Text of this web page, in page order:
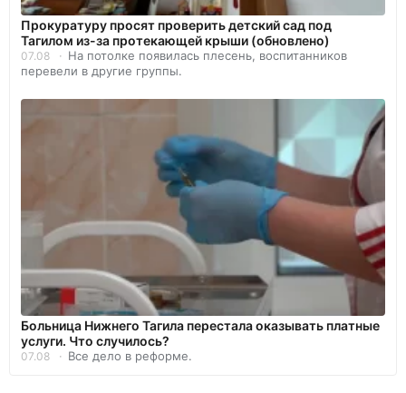
Прокуратуру просят проверить детский сад под
Тагилом из-за протекающей крыши (обновлено)
07.08
На потолке появилась плесень, воспитанников
перевели в другие группы.
Больница Нижнего Тагила перестала оказывать платные
услуги. Что случилось?
07.08 Все дело в реформе.